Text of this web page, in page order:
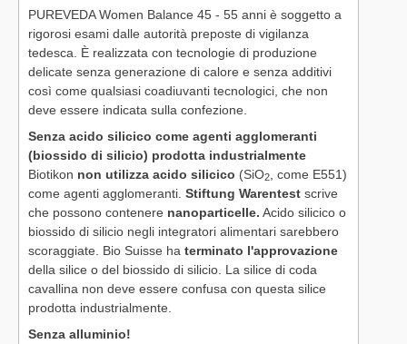
PUREVEDA Women Balance 45 - 55 anni è soggetto a
rigorosi esami dalle autorità preposte di vigilanza
tedesca. È realizzata con tecnologie di produzione
delicate senza generazione di calore e senza additivi
così come qualsiasi coadiuvanti tecnologici, che non
deve essere indicata sulla confezione.
Senza acido silicico come agenti agglomeranti
(biossido di silicio) prodotta industrialmente
Biotikon non utilizza acido silicico (SiO2
, come E551)
come agenti agglomeranti. Stiftung Warentest scrive
che possono contenere nanoparticelle. Acido silicico o
biossido di silicio negli integratori alimentari sarebbero
scoraggiate. Bio Suisse ha terminato l'approvazione
della silice o del biossido di silicio. La silice di coda
cavallina non deve essere confusa con questa silice
prodotta industrialmente.
Senza alluminio!